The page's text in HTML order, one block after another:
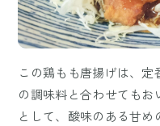
この鶏もも唐揚げは、
の調味料と合わせても
として、酸味のある甘め